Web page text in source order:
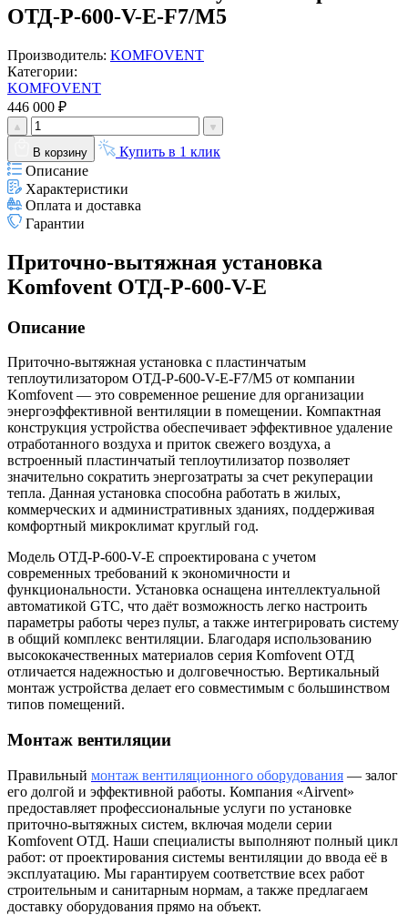
ОТД-P-600-V-E-F7/M5
Производитель: KOMFOVENT
Категории:
KOMFOVENT
446 000 ₽
В корзину
Купить в 1 клик
Описание
Характеристики
Оплата и доставка
Гарантии
Приточно-вытяжная установка
Komfovent ОТД-P-600-V-E
Описание
Приточно-вытяжная установка с пластинчатым
теплоутилизатором ОТД-P-600-V-E-F7/M5 от компании
Komfovent — это современное решение для организации
энергоэффективной вентиляции в помещении. Компактная
конструкция устройства обеспечивает эффективное удаление
отработанного воздуха и приток свежего воздуха, а
встроенный пластинчатый теплоутилизатор позволяет
значительно сократить энергозатраты за счет рекуперации
тепла. Данная установка способна работать в жилых,
коммерческих и административных зданиях, поддерживая
комфортный микроклимат круглый год.
Модель ОТД-P-600-V-E спроектирована с учетом
современных требований к экономичности и
функциональности. Установка оснащена интеллектуальной
автоматикой GTC, что даёт возможность легко настроить
параметры работы через пульт, а также интегрировать систему
в общий комплекс вентиляции. Благодаря использованию
высококачественных материалов серия Komfovent ОТД
отличается надежностью и долговечностью. Вертикальный
монтаж устройства делает его совместимым с большинством
типов помещений.
Монтаж вентиляции
Правильный монтаж вентиляционного оборудования — залог
его долгой и эффективной работы. Компания «Airvent»
предоставляет профессиональные услуги по установке
приточно-вытяжных систем, включая модели серии
Komfovent ОТД. Наши специалисты выполняют полный цикл
работ: от проектирования системы вентиляции до ввода её в
эксплуатацию. Мы гарантируем соответствие всех работ
строительным и санитарным нормам, а также предлагаем
доставку оборудования прямо на объект.